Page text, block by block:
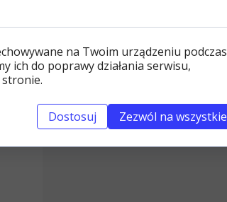
na Twoim urządzeniu podczas
ich do poprawy działania serwisu,
Dostosuj Zezwól na wszystkie